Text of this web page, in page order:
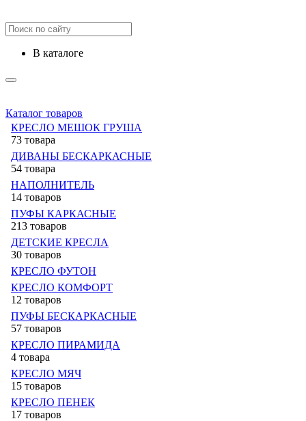
в каталоге
Каталог товаров
КРЕСЛО МЕШОК ГРУША
73 товара
ДИВАНЫ БЕСКАРКАСНЫЕ
54 товара
НАПОЛНИТЕЛЬ
14 товаров
ПУФЫ КАРКАСНЫЕ
213 товаров
ДЕТСКИЕ КРЕСЛА
30 товаров
КРЕСЛО ФУТОН
КРЕСЛО КОМФОРТ
12 товаров
ПУФЫ БЕСКАРКАСНЫЕ
57 товаров
КРЕСЛО ПИРАМИДА
4 товара
КРЕСЛО МЯЧ
15 товаров
КРЕСЛО ПЕНЕК
17 товаров